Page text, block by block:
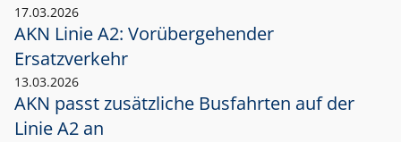
17.03.2026
AKN Linie A2: Vorübergehender
Ersatzverkehr
13.03.2026
AKN passt zusätzliche Busfahrten auf der
Linie A2 an